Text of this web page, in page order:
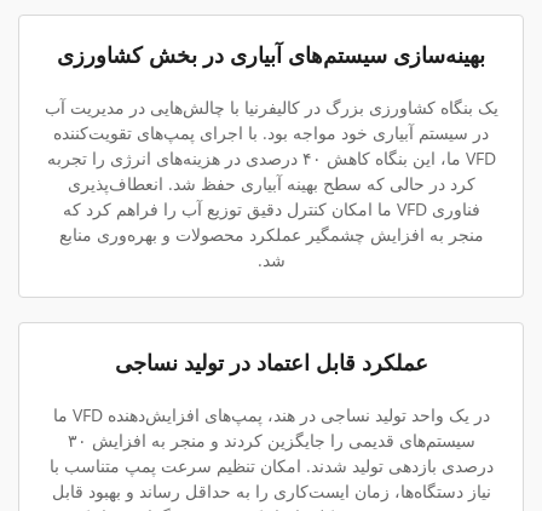
بهینه‌سازی سیستم‌های آبیاری در بخش کشاورزی
یک بنگاه کشاورزی بزرگ در کالیفرنیا با چالش‌هایی در مدیریت آب
در سیستم آبیاری خود مواجه بود. با اجرای پمپ‌های تقویت‌کننده
VFD ما، این بنگاه کاهش ۴۰ درصدی در هزینه‌های انرژی را تجربه
کرد در حالی که سطح بهینه آبیاری حفظ شد. انعطاف‌پذیری
فناوری VFD ما امکان کنترل دقیق توزیع آب را فراهم کرد که
منجر به افزایش چشمگیر عملکرد محصولات و بهره‌وری منابع
شد.
عملکرد قابل اعتماد در تولید نساجی
در یک واحد تولید نساجی در هند، پمپ‌های افزایش‌دهنده VFD ما
سیستم‌های قدیمی را جایگزین کردند و منجر به افزایش ۳۰
درصدی بازدهی تولید شدند. امکان تنظیم سرعت پمپ متناسب با
نیاز دستگاه‌ها، زمان ایست‌کاری را به حداقل رساند و بهبود قابل